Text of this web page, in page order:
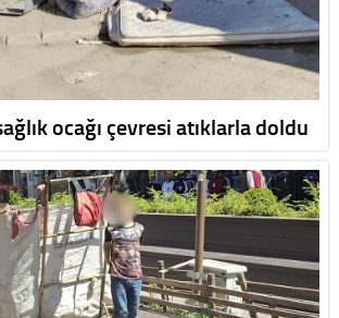
ocağı çevresi atıklarla doldu